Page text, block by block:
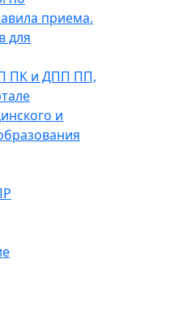
приема.
для
ПК и ДПП ПП,
и